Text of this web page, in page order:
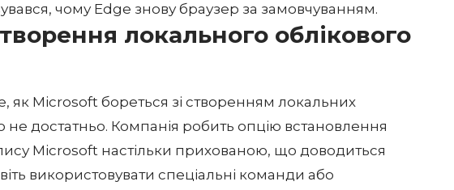
чому Edge знову браузер за замовчуванням.
локального облікового
як Microsoft бореться зі створеннямлокальних
не достатньо. Компанія робить опцію встановлення
Microsoft настільки прихованою, що доводиться
використовувати спеціальні команди або